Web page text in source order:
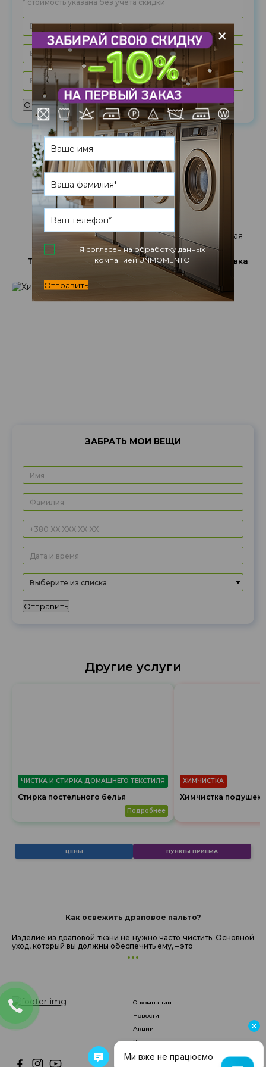
* стоимость указана без учета скидки
Отправить
Эффективная
чистка
Бережное
утюжка
Тщательный ремонт Экологическая упаковка
ЗАБРАТЬ МОИ ВЕЩИ
Выберите из списка
Отправить
Другие услуги
ЧИСТКА И СТИРКА ДОМАШНЕГО ТЕКСТИЛЯ
Стирка постельного белья
подробнее
ХИМЧИСТКА
Химчистка подушек
ЦЕНЫ ПУНКТЫ ПРИЕМА
Как освежить драповое пальто?
Изделие из драповой ткани не нужно часто чистить. Основной
уход, который вы должны обеспечить ему, – это
о компании
новости
акции
услуги
цены
+
Я согласен на обработку данных
компанией UNMOMENTO
Отправить